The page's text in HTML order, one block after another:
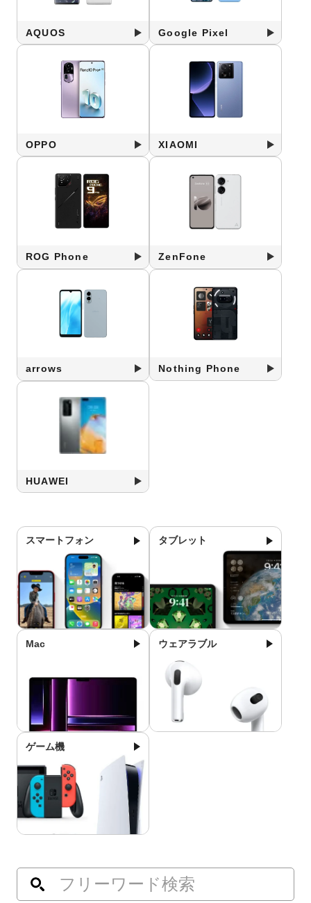
AQUOS Google Pixel
OPPO XIAOMI
ROG Phone ZenFone
arrows Nothing Phone
HUAWEI
スマートフォン タブレット
Mac ウェアラブル
ゲーム機